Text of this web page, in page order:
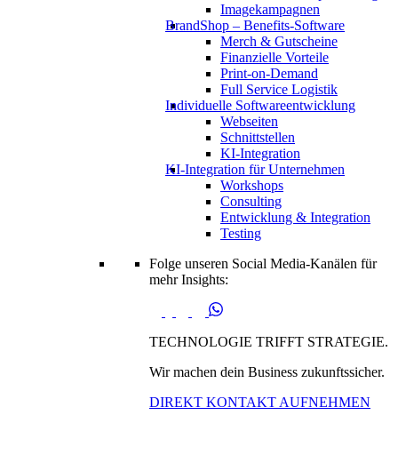
Imagekampagnen
BrandShop – Benefits-Software
Merch & Gutscheine
Finanzielle Vorteile
Print-on-Demand
Full Service Logistik
Individuelle Softwareentwicklung
Webseiten
Schnittstellen
KI-Integration
KI-Integration für Unternehmen
Workshops
Consulting
Entwicklung & Integration
Testing
Folge unseren Social Media-Kanälen für
mehr Insights:
TECHNOLOGIE TRIFFT STRATEGIE.
Wir machen dein Business zukunftssicher.
DIREKT KONTAKT AUFNEHMEN